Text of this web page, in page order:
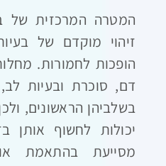
המטרה המרכזית של
זיהוי מוקדם של
הופכות לחמורות.
דם, סוכרת ובעיות
בשלביהן הראשונים,
יכולות לחשוף אותן
מסייעת בהתאמת